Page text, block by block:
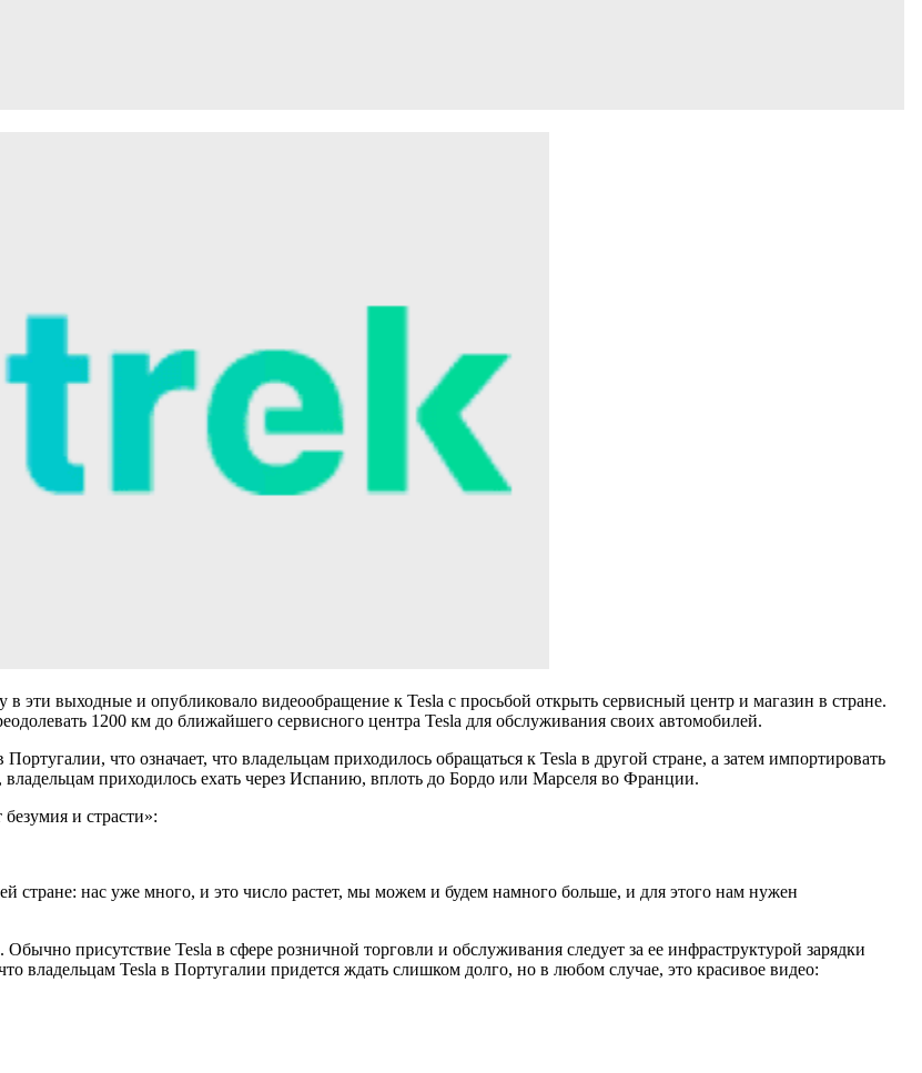
эти выходные и опубликовало видеообращение к Tesla с просьбой открыть сервисный центр и магазин в стране.
1200 км до ближайшего сервисного центра Tesla для обслуживания своих автомобилей.
что означает, что владельцам приходилось обращаться к Tesla в другой стране, а затем импортировать
приходилось ехать через Испанию, вплоть до Бордо или Марселя во Франции.
и страсти»:
стране: нас уже много, и это число растет, мы можем и будем намного больше, и для этого нам нужен
присутствие Tesla в сфере розничной торговли и обслуживания следует за ее инфраструктурой зарядки
владельцам Tesla в Португалии придется ждать слишком долго, но в любом случае, это красивое видео: